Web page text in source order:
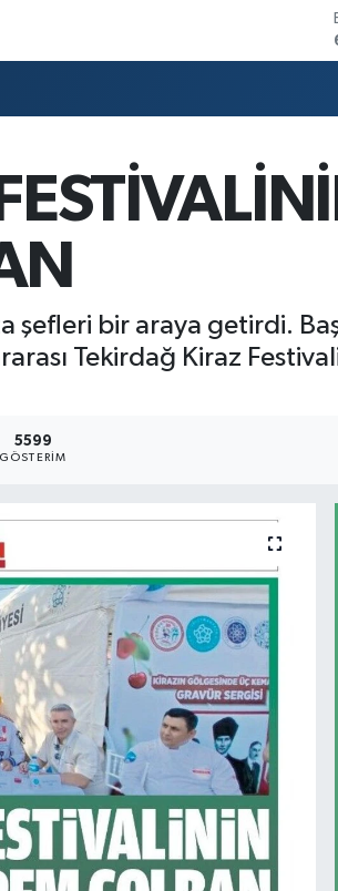
şefleri bir araya getirdi.
Tekirdağ Kiraz
5599
GÖSTERIM